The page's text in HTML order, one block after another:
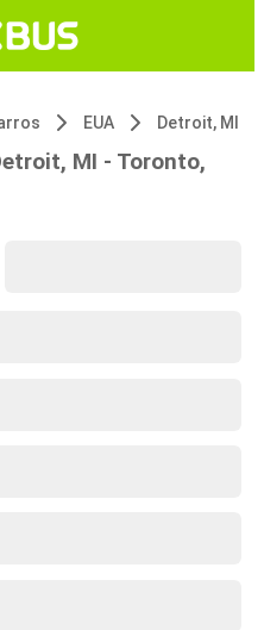
EUA Detroit, MI
MI - Toronto,